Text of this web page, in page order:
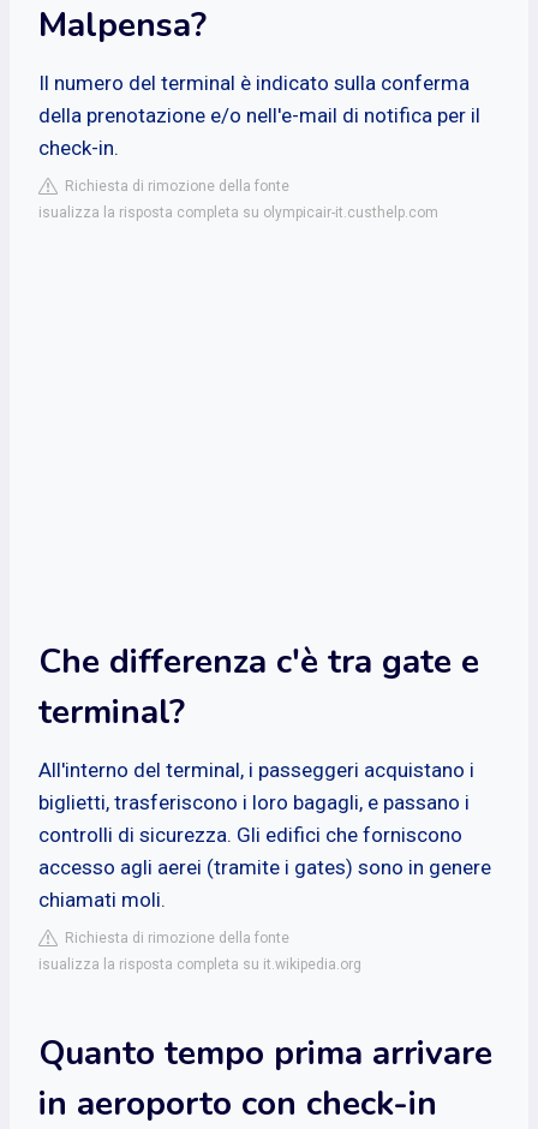
Malpensa?
Il numero del terminal è indicato sulla conferma
della prenotazione e/o nell'e-mail di notifica per il
check-in.
Richiesta di rimozione della fonte
isualizza la risposta completa su olympicair-it.custhelp.com
Che differenza c'è tra gate e
terminal?
All'interno del terminal, i passeggeri acquistano i
biglietti, trasferiscono i loro bagagli, e passano i
controlli di sicurezza. Gli edifici che forniscono
accesso agli aerei (tramite i gates) sono in genere
chiamati moli.
Richiesta di rimozione della fonte
isualizza la risposta completa su it.wikipedia.org
Quanto tempo prima arrivare
in aeroporto con check-in